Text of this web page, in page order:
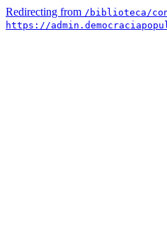
Redirecting from /biblioteca/
https://